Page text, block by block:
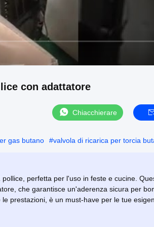
con adattatore
Chiacchierare
gas butano #valvola di ricarica per torcia
perfetta per l'uso in feste e cucine.
che garantisce un'aderenza sicura per
prestazioni, è un must-have per le tue